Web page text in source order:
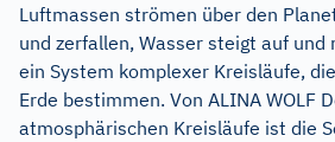
Luftmassen strömen über den
und zerfallen, Wasser steigt auf und
ein System komplexer Kreisläufe,
Erde bestimmen. Von ALINA WOLF
atmosphärischen Kreisläufe ist die